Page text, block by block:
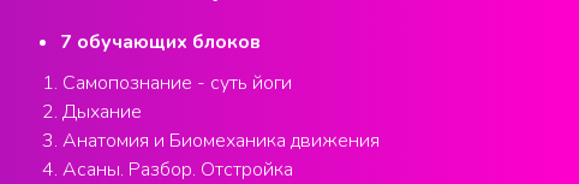
7 обучающих блоков
Самопознание - суть йоги
Дыхание
Анатомия и Биомеханика движения
Асаны. Разбор. Отстройка